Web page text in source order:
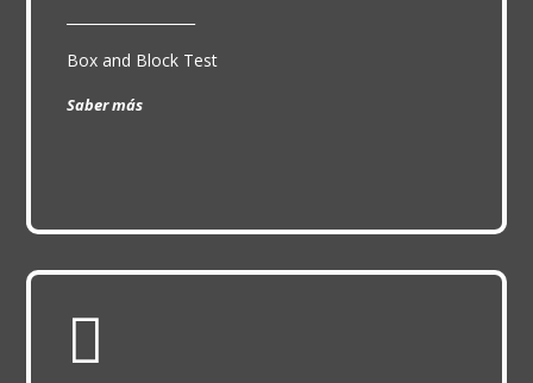
Box and Block Test
Saber más
